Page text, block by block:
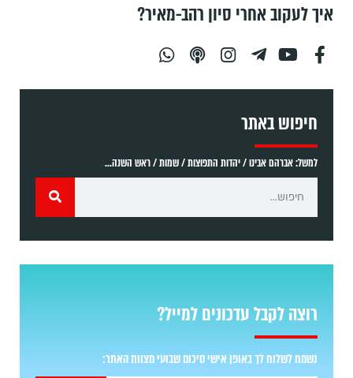
איך לעקוב אחרי סיון רהב-מאיר?
חיפוש באתר
למשל: אברהם אבינו / יהדות התפוצות / שמות / ראש השנה...
רוצה לקבל עדכונים למייל?
נשמח לשלוח לך באופן אישי סיכום שבועי מצוות האתר: